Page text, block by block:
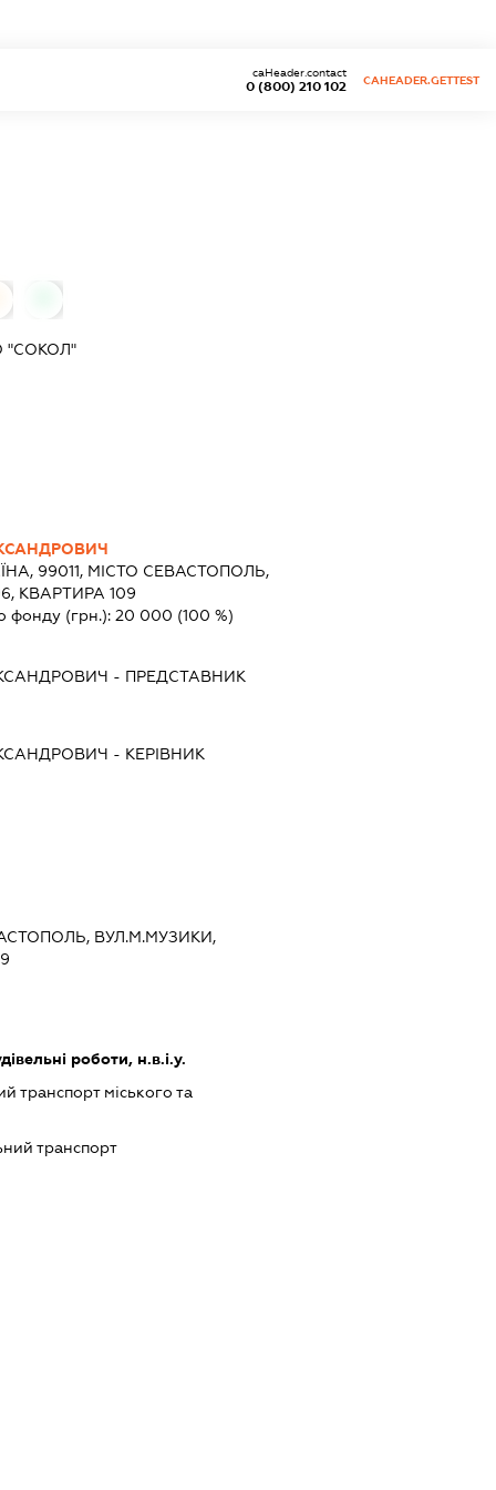
0 (800) 210 102
caHeader.contact
CAHEADER.GETTEST
"СОКОЛ"
99011, МІСТО СЕВАСТОПОЛЬ,
КВАРТИРА 109
фонду (грн.): 20 000 (100 %)
- ПРЕДСТАВНИК
- КЕРІВНИК
ВУЛ.М.МУЗИКИ,
роботи, н.в.і.у.
транспорт міського та
транспорт